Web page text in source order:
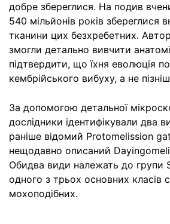
добре збереглися. На подив
540 мільйонів років збереглися
тканини цих безхребетних.
змогли детально вивчити
підтвердити, що їхня еволюція
кембрійського вибуху, а не
За допомогою детальної
дослідники ідентифікували два
раніше відомий Protomelission
нещодавно описаний
Обидва види належать до групи
одного з трьох основних класів
мохоподібних.